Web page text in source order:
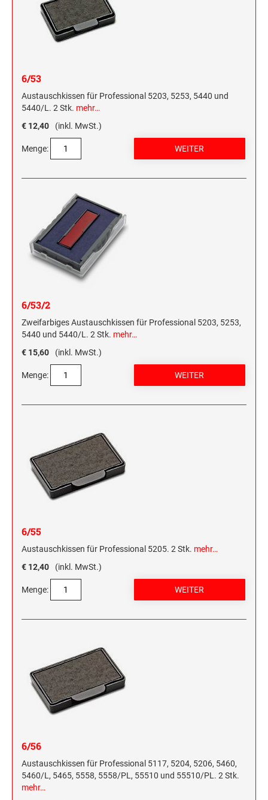
6/53
Austauschkissen für Professional 5203, 5253, 5440 und
5440/L. 2 Stk. mehr…
€ 12,40
(inkl. MwSt.)
Menge:
6/53/2
Zweifarbiges Austauschkissen für Professional 5203, 5253,
5440 und 5440/L. 2 Stk. mehr…
€ 15,60
(inkl. MwSt.)
Menge:
6/55
Austauschkissen für Professional 5205. 2 Stk. mehr…
€ 12,40
(inkl. MwSt.)
Menge:
6/56
Austauschkissen für Professional 5117, 5204, 5206, 5460,
5460/L, 5465, 5558, 5558/PL, 55510 und 55510/PL. 2 Stk.
mehr…